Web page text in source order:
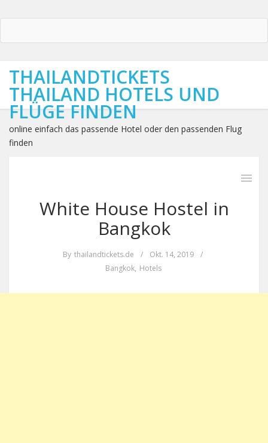
THAILANDTICKETS
THAILAND HOTELS UND
FLÜGE FINDEN
online einfach das passende Hotel oder den passenden Flug
finden
White House Hostel in
Bangkok
By thailandtickets.de / Okt. 14, 2019
/
Bangkok, Hotels